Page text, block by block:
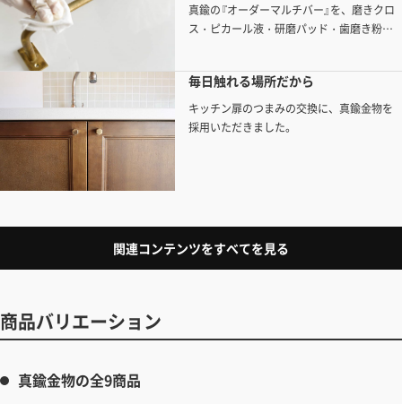
真鍮の『オーダーマルチバー』を、磨きクロ
ス・ピカール液・研磨パッド・歯磨き粉で
毎日触れる場所だから
キッチン扉のつまみの交換に、真鍮金物を
採用いただきました。
関連コンテンツをすべてを見る
商品バリエーション
真鍮金物の全9商品